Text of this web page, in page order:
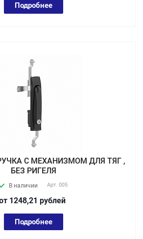
Подробнее
С МЕХАНИЗМОМ ДЛЯ ТЯГ ,
БЕЗ РИГЕЛЯ
В наличии Арт. 005
1248,21 рублей
Подробнее